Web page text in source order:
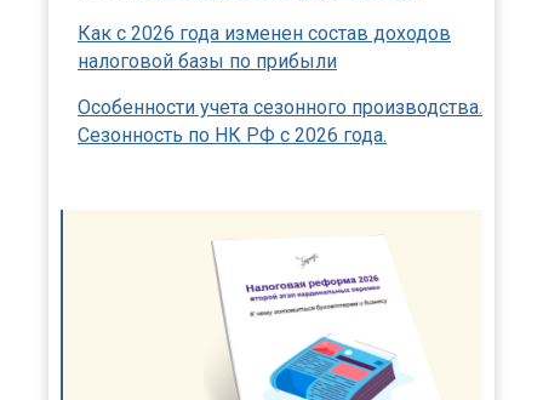
Как с 2026 года изменен состав доходов
налоговой базы по прибыли
Особенности учета сезонного производства.
Сезонность по НК РФ с 2026 года.